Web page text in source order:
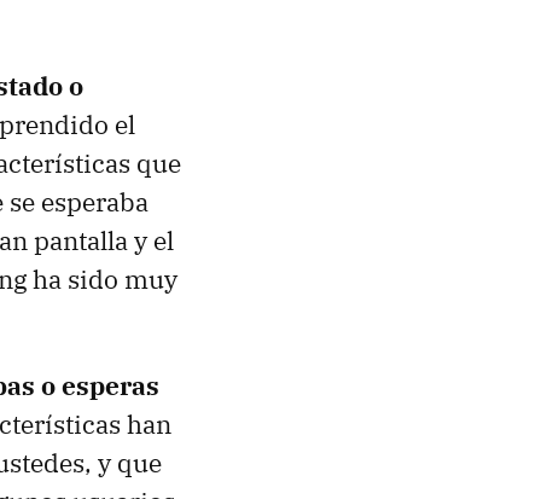
o
el
que
esperaba
pantalla y el
ha sido muy
o esperas
han
y que